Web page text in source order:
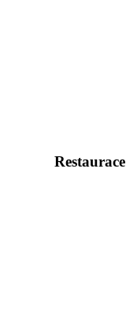
Restaurace